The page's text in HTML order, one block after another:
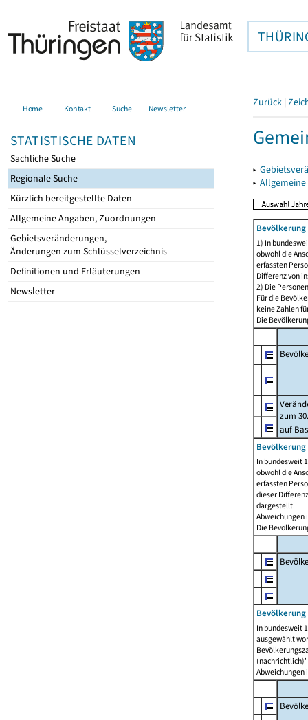
Home Kontakt Suche Newsletter
STATISTISCHE DATEN
Sachliche Suche
Regionale Suche
Kürzlich bereitgestellte Daten
Allgemeine Angaben, Zuordnungen
Gebietsveränderungen,
Änderungen zum Schlüsselverzeichnis
Definitionen und Erläuterungen
Newsletter
Zurück |
▸
▸
1) In
obwohl die
erfassten
Differenz von
2) Die
Für die
keine Zahlen
Die
zum
auf
Bevölkerung
In bundesweit
obwohl die
erfassten
dieser
dargestellt.
Abweichungen
Die
In bundesweit
ausgewählt
Abweichungen